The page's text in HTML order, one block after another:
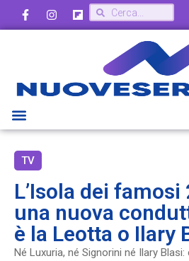
TV
L’Isola dei famosi
una nuova
è la Leotta o Ilary
Né Luxuria, né Signorini né Ilary